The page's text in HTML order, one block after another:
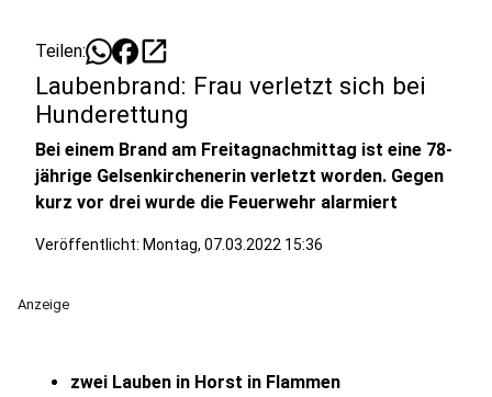
Teilen: open_in_new
Laubenbrand: Frau verletzt sich bei
Hunderettung
Bei einem Brand am Freitagnachmittag ist eine 78-
jährige Gelsenkirchenerin verletzt worden. Gegen
kurz vor drei wurde die Feuerwehr alarmiert
Veröffentlicht: Montag, 07.03.2022 15:36
Anzeige
zwei Lauben in Horst in Flammen